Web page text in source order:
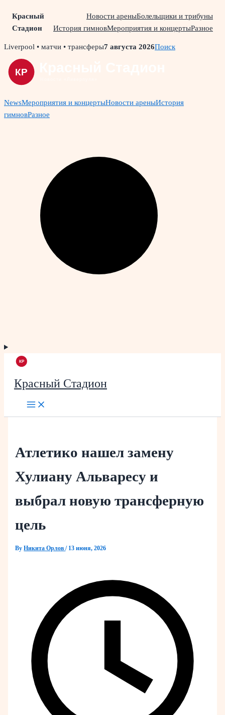
Красный
Стадион
Новости ареныБолельщики и трибуны
История гимновМероприятия и концертыРазное
Skip
content
Liverpool • матчи • трансферы7 августа 2026Поиск
NewsМероприятия и концертыНовости ареныИстория
гимновРазное
Красный Стадион
Атлетико нашел замену
Хулиану Альваресу и
выбрал новую трансферную
цель
ByНикита Орлов/ 13 июня, 2026